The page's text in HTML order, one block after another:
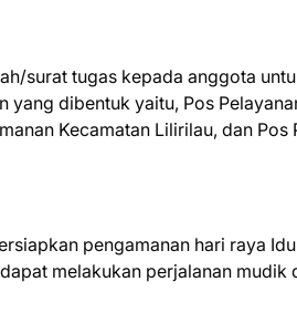
surat tugas kepada anggota
dibentuk yaitu, Pos
Kecamatan Lilirilau, dan Pos
pengamanan hari raya
melakukan perjalanan mudik